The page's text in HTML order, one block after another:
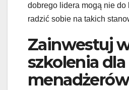
dobrego lidera mogą nie do
radzić sobie na takich
Zainwestuj
szkolenia dla
menadżerów